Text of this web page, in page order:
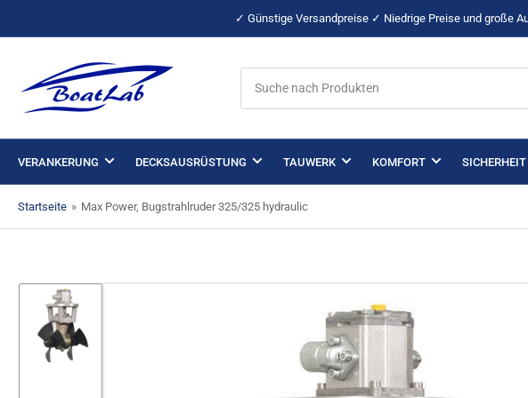
✓ Günstige Versandpreise ✓ Niedrige Preise und große
nach
Produkten
VERANKERUNG DECKSAUSRÜSTUNG TAUWERK KOMFORT SICHERHEIT
Startseite » Max Power, Bugstrahlruder 325/325 hydraulic